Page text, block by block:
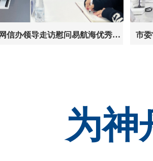
迎新春，送温暖丨市网信办领导走访慰问易航海优秀党员、员工 市
为神